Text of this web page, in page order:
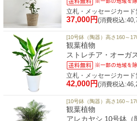
立札・メッセージカード
37,000円 (消費税込
[10号鉢（陶器）高さ160～
観葉植物
ストレチア・オーガ
立札・メッセージカード
42,000円 (消費税込
[10号鉢（陶器）高さ160～
観葉植物
アレカヤシ 10号鉢（